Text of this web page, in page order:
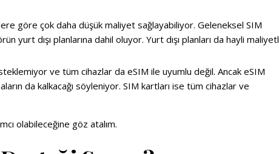
göre çok daha düşük maliyet sağlayabiliyor. Geleneksel SIM
yurt dışı planlarına dahil oluyor. Yurt dışı planları da hayli
ve tüm cihazlar da eSIM ile uyumlu değil. Ancak eSIM
da kalkacağı söyleniyor. SIM kartları ise tüm cihazlar ve
olabileceğine göz atalım.